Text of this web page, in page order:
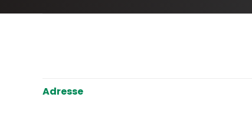
Adresse